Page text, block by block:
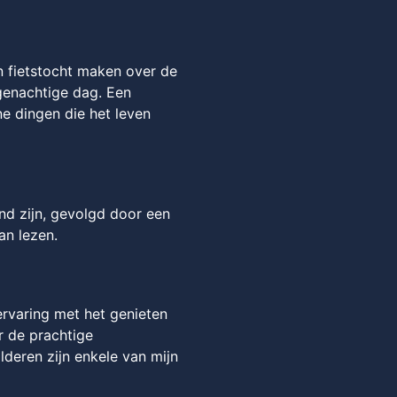
fietstocht maken over de
dag. Een
dingen die het leven
zijn, gevolgd door een
lezen.
met het genieten
de prachtige
zijn enkele van mijn